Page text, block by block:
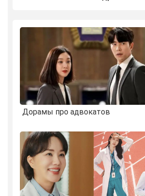
Дорамы про адвокатов